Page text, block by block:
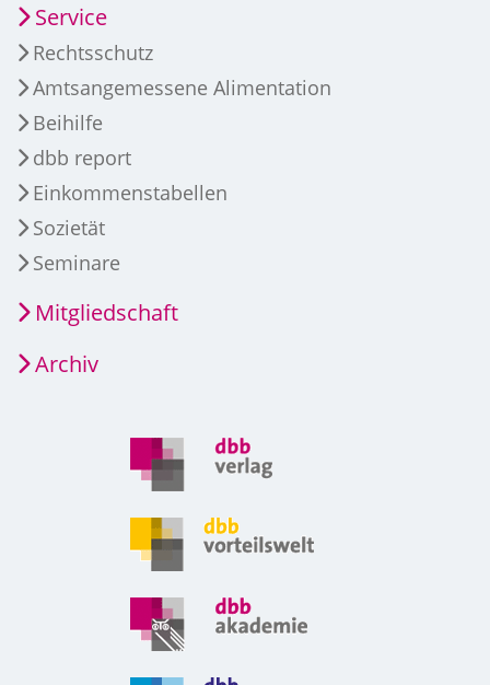
Service
Rechtsschutz
Amtsangemessene Alimentation
Beihilfe
dbb report
Einkommenstabellen
Sozietät
Seminare
Mitgliedschaft
Archiv